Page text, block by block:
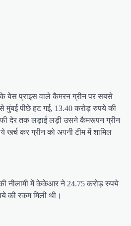
बेस प्राइस वाले कैमरन ग्रीन पर सबसे
पीछे हट गई, 13.40 करोड़ रुपये की
देर तक लड़ाई लड़ी उसने कैमरूपन ग्रीन
कर ग्रीन को अपनी टीम में शामिल
नीलामी में केकेआर ने 24.75 करोड़ रुपये
की रकम मिली थी।